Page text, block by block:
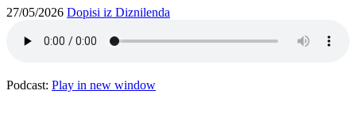
27/05/2026 Dopisi iz Diznilenda
Podcast: Play in new window